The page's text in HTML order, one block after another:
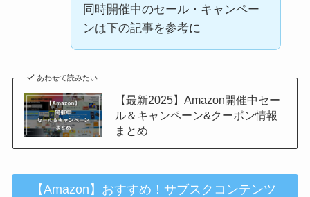
同時開催中のセール・キャンペー
ンは下の記事を参考に
あわせて読みたい
【最新2025】Amazon開催中セー
ル＆キャンペーン&クーポン情報
まとめ
【Amazon】おすすめ！サブスクコンテンツ